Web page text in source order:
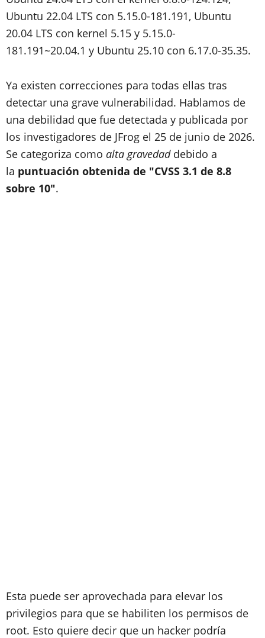
Ubuntu 22.04 LTS con 5.15.0-181.191, Ubuntu
20.04 LTS con kernel 5.15 y 5.15.0-
181.191~20.04.1 y Ubuntu 25.10 con 6.17.0-35.35.
Ya existen correcciones para todas ellas tras
detectar una grave vulnerabilidad. Hablamos de
una debilidad que fue detectada y publicada por
los investigadores de JFrog el 25 de junio de 2026.
Se categoriza como alta gravedad debido a
la puntuación obtenida de "CVSS 3.1 de 8.8
sobre 10".
Esta puede ser aprovechada para elevar los
privilegios para que se habiliten los permisos de
root. Esto quiere decir que un hacker podría